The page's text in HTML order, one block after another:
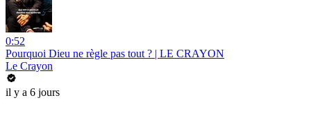
0:52
Pourquoi Dieu ne règle pas tout ? | LE CRAYON
Le Crayon
il y a 6 jours